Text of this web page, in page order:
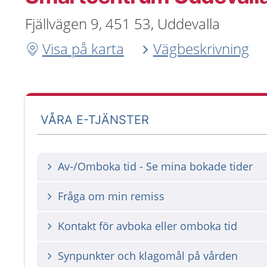
Fjällvägen 9, 451 53, Uddevalla
Visa på karta
Vägbeskrivning
VÅRA E-TJÄNSTER
Av-/Omboka tid - Se mina bokade tider
Fråga om min remiss
Kontakt för avboka eller omboka tid
Synpunkter och klagomål på vården